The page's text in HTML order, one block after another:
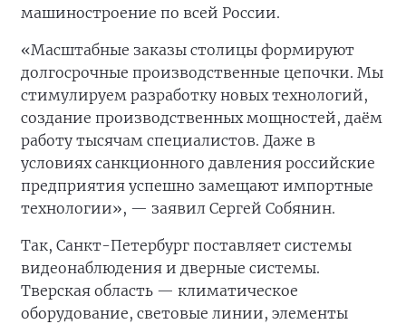
машиностроение по всей России.
«Масштабные заказы столицы формируют
долгосрочные производственные цепочки. Мы
стимулируем разработку новых технологий,
создание производственных мощностей, даём
работу тысячам специалистов. Даже в
условиях санкционного давления российские
предприятия успешно замещают импортные
технологии», — заявил Сергей Собянин.
Так, Санкт-Петербург поставляет системы
видеонаблюдения и дверные системы.
Тверская область — климатическое
оборудование, световые линии, элементы